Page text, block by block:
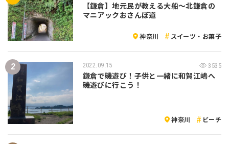
【鎌倉】地元民が教える大船〜北鎌倉の
マニアックおさんぽ道
神奈川 スイーツ・お菓子
2022.09.15 3535
鎌倉で磯遊び！子供と一緒に和賀江嶋へ
磯遊びに行こう！
神奈川 ビーチ